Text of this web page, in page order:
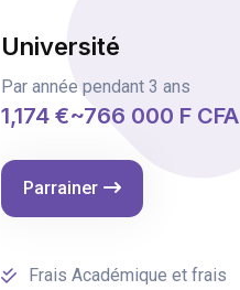
Université
Par année pendant 3 ans
1,174 €~766 000 F CFA
Parrainer
Frais Académique et frais